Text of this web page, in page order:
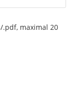
maximal 20